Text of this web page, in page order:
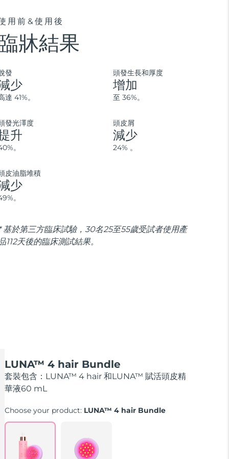
用前&使用後
牀結果
發
少
達 41%。
頭發生長和厚度
增加
至 36%。
發光澤度
升
。
頭皮屑
減少
24% 。
皮油脂堆積
少
。
基於第三方臨床試驗，30名25至55歲受試者使用產
112天後的臨床測試結果。
LUNA™ 4 hair Bundle
套裝包含：LUNA™ 4 hair 和LUNA™ 賦活頭皮精
華液60 mL
Choose your product: LUNA™ 4 hair Bundle